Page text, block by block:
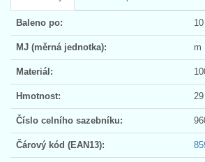
Baleno po: 10
MJ (měrná jednotka): m
Materiál:
Hmotnost:
Číslo celního sazebníku:
Čárový kód (EAN13):